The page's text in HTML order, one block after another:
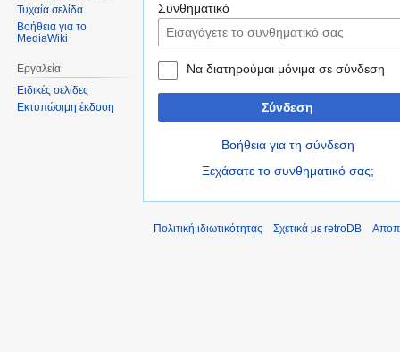
Συνθηματικό
Να διατηρούμαι μόνιμα σε σύνδεση
Σύνδεση
Βοήθεια για τη σύνδεση
Ξεχάσατε το συνθηματικό σας;
Τυχαία σελίδα
Βοήθεια για το
MediaWiki
Εργαλεία
Ειδικές σελίδες
Εκτυπώσιμη έκδοση
Πολιτική ιδιωτικότητας Σχετικά με retroDB